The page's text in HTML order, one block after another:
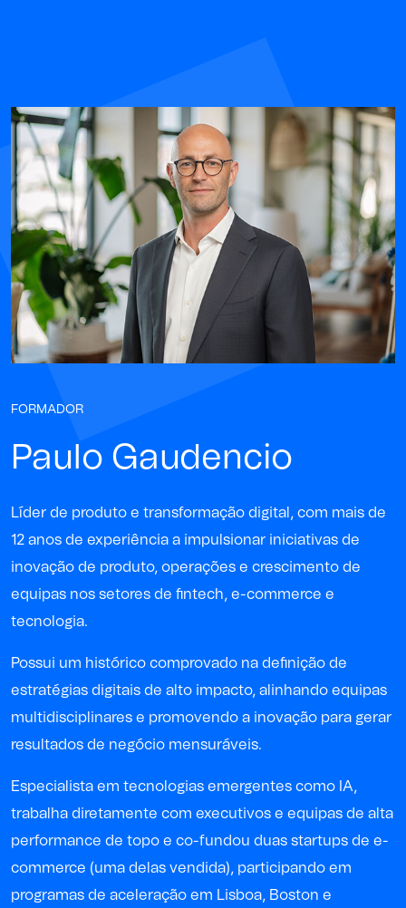
FORMADOR
Paulo Gaudencio
Líder de produto e transformação digital, com mais de
12 anos de experiência a impulsionar iniciativas de
inovação de produto, operações e crescimento de
equipas nos setores de fintech, e-commerce e
tecnologia.
Possui um histórico comprovado na definição de
estratégias digitais de alto impacto, alinhando equipas
multidisciplinares e promovendo a inovação para gerar
resultados de negócio mensuráveis.
Especialista em tecnologias emergentes como IA,
trabalha diretamente com executivos e equipas de alta
performance de topo e co-fundou duas startups de e-
commerce (uma delas vendida), participando em
programas de aceleração em Lisboa, Boston e